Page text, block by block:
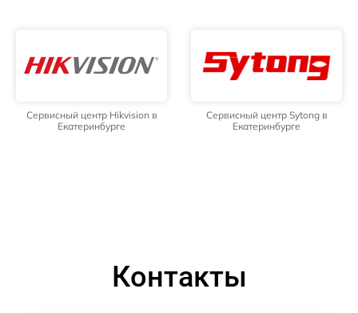
Сервисный центр Hikvision в
Екатеринбурге
Сервисный центр Sytong в
Екатеринбурге
Контакты